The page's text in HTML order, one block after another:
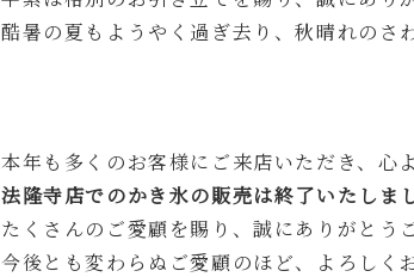
酷暑の夏もようやく過ぎ去り、秋晴れのさ
本年も多くのお客様にご来店いただき、心
法隆寺店でのかき氷の販売は終了いたしま
たくさんのご愛顧を賜り、誠にありがとう
今後とも変わらぬご愛顧のほど、よろしく